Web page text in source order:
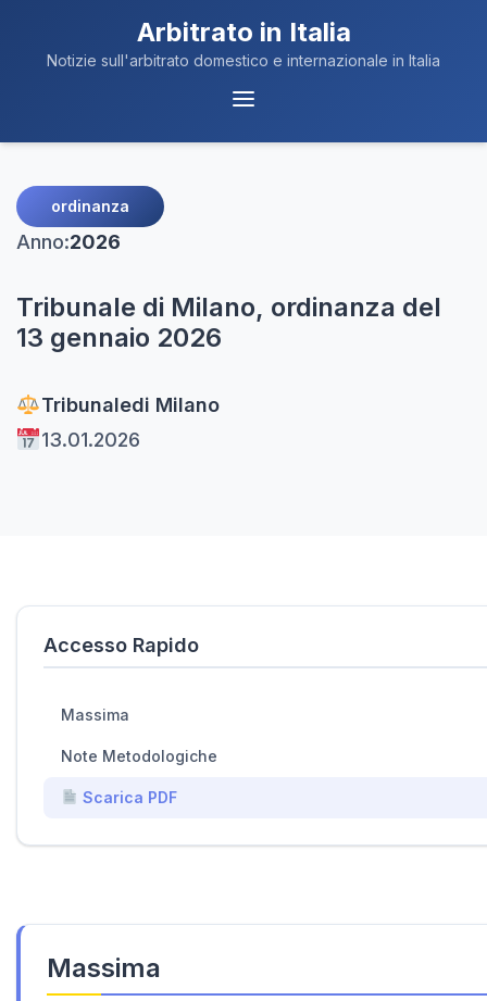
Arbitrato in Italia
Notizie sull'arbitrato domestico e internazionale in Italia
Menu
ordinanza
Anno:2026
Tribunale di Milano, ordinanza del
13 gennaio 2026
Tribunaledi Milano
13.01.2026
Massima
Accesso Rapido
Massima
Note Metodologiche
Scarica PDF